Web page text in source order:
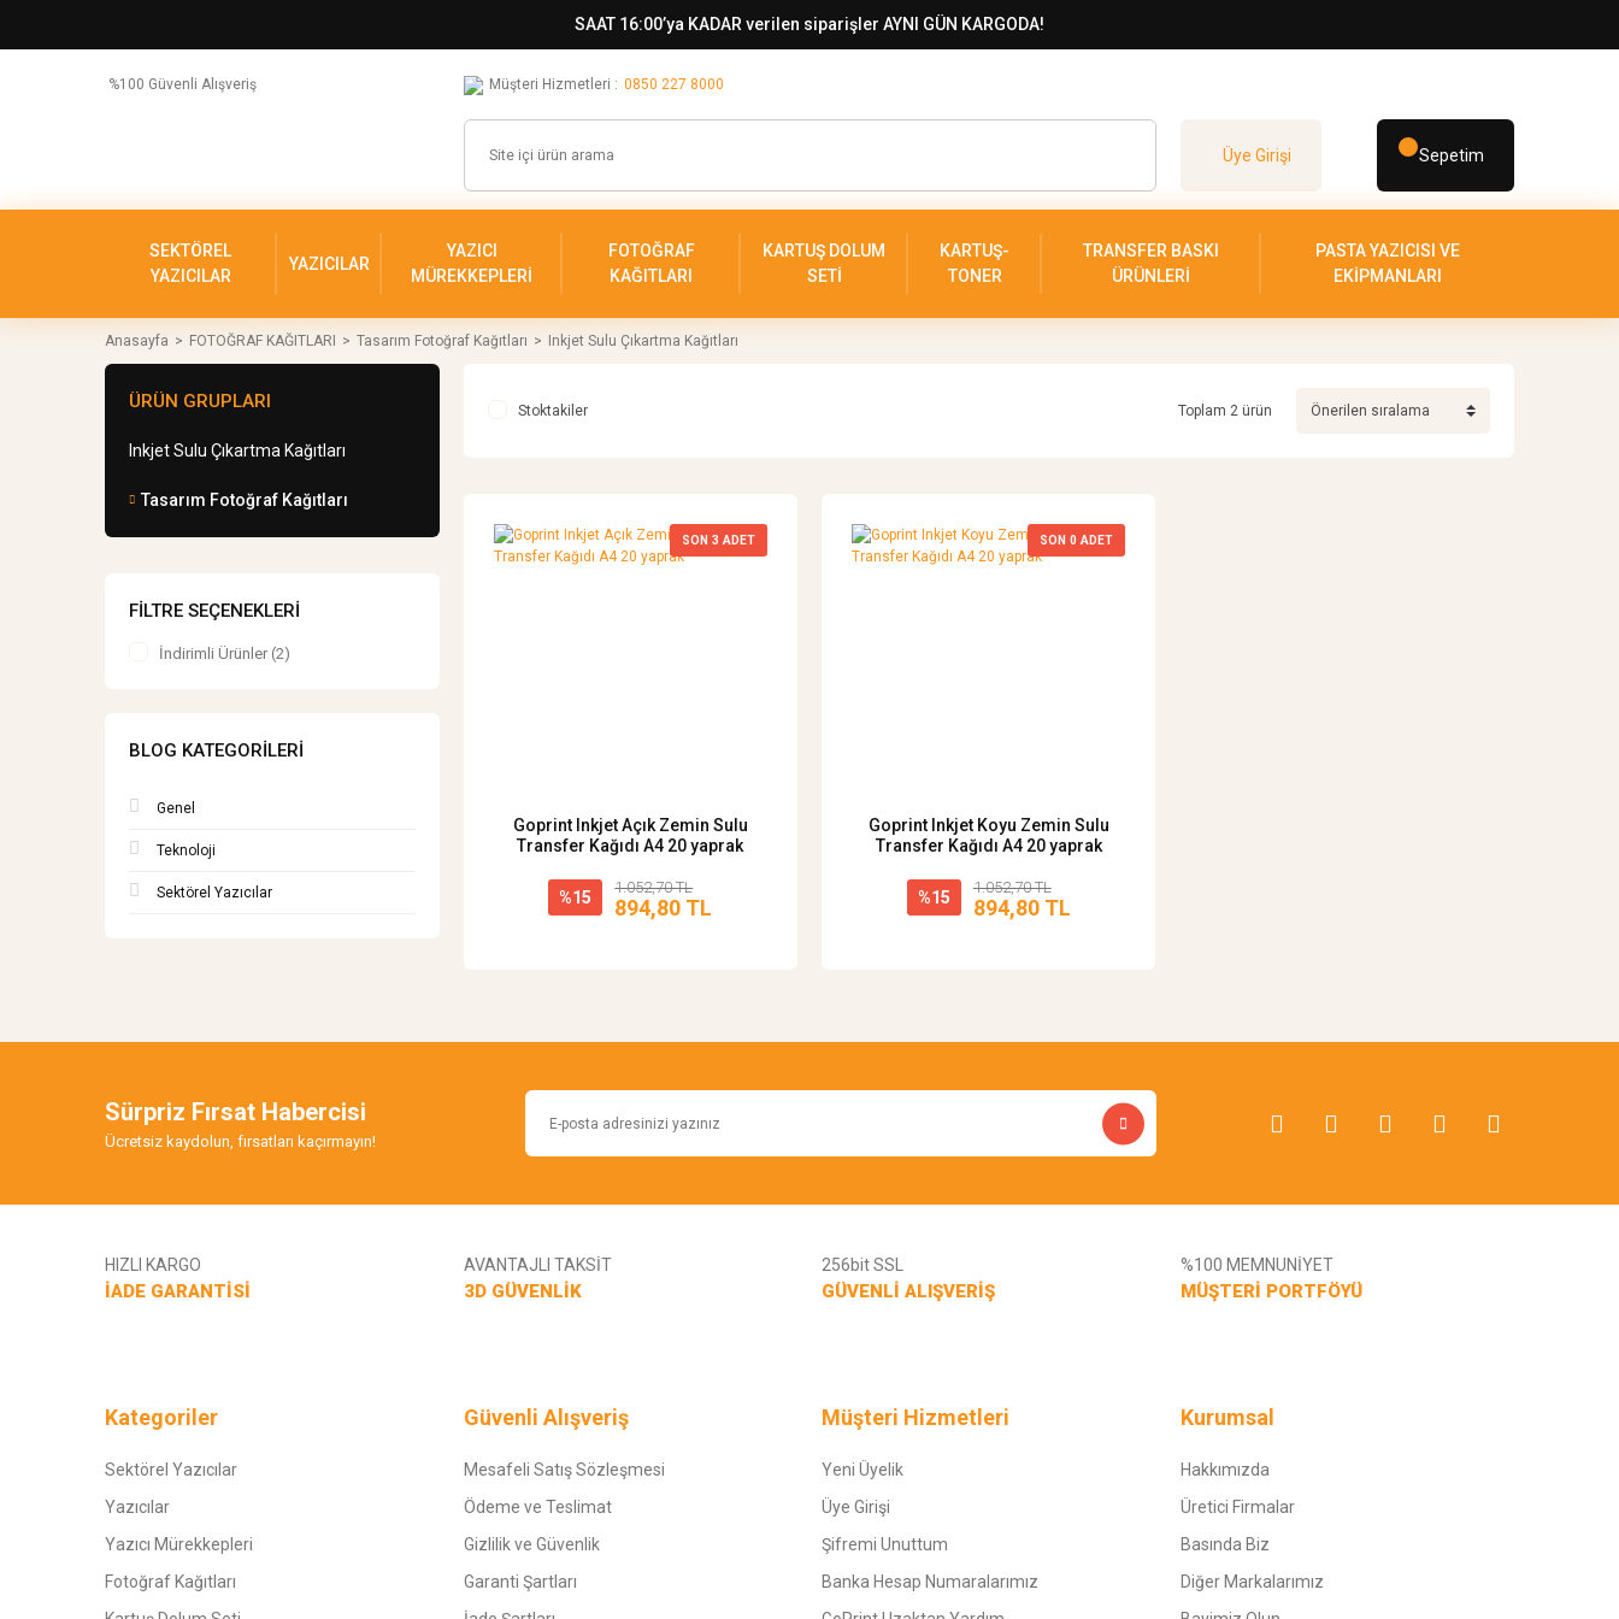
SAAT 16:00’ya KADAR verilen siparişler AYNI GÜN KARGODA!
%100 Güvenli Alışveriş Müşteri Hizmetleri : 0850 227 8000
Üye Girişi Sepetim
SEKTÖREL
YAZICILAR
YAZICILAR
YAZICI
MÜREKKEPLERİ
FOTOĞRAF
KAĞITLARI
KARTUŞ DOLUM
SETİ
KARTUŞ-
TONER
TRANSFER BASKI
ÜRÜNLERİ
PASTA YAZICISI VE
EKİPMANLARI
Anasayfa FOTOĞRAF KAĞITLARI Tasarım Fotoğraf Kağıtları Inkjet Sulu Çıkartma Kağıtları
ÜRÜN GRUPLARI
Inkjet Sulu Çıkartma Kağıtları
Tasarım Fotoğraf Kağıtları
FILTRE SEÇENEKLERI
İndirimli Ürünler (2)
BLOG KATEGORILERI
Genel
Teknoloji
Sektörel Yazıcılar
Stoktakiler Toplam 2 ürün
SON 3 ADET
Goprint Inkjet Açık Zemin Sulu
Transfer Kağıdı A4 20 yaprak
%15 1.052,70 TL
894,80 TL
SON 0 ADET
Goprint Inkjet Koyu Zemin Sulu
Transfer Kağıdı A4 20 yaprak
%15 1.052,70 TL
894,80 TL
Sürpriz Fırsat Habercisi
Ücretsiz kaydolun, fırsatları kaçırmayın!
HIZLI KARGO
İADE GARANTİSİ
AVANTAJLI TAKSİT
3D GÜVENLİK
256bit SSL
GÜVENLİ ALIŞVERİŞ
%100 MEMNUNİYET
MÜŞTERİ PORTFÖYÜ
Kategoriler
Sektörel Yazıcılar
Yazıcılar
Yazıcı Mürekkepleri
Fotoğraf Kağıtları
Güvenli Alışveriş
Mesafeli Satış Sözleşmesi
Ödeme ve Teslimat
Gizlilik ve Güvenlik
Garanti Şartları
Müşteri Hizmetleri
Yeni Üyelik
Üye Girişi
Şifremi Unuttum
Banka Hesap Numaralarımız
Kurumsal
Hakkımızda
Üretici Firmalar
Basında Biz
Diğer Markalarımız